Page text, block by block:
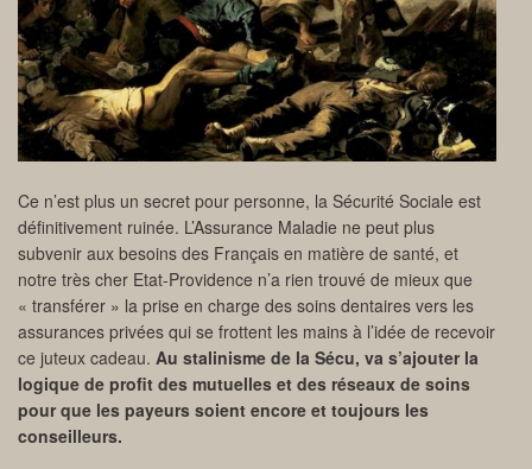
Ce n’est plus un secret pour personne, la Sécurité Sociale est
définitivement ruinée. L’Assurance Maladie ne peut plus
subvenir aux besoins des Français en matière de santé, et
notre très cher Etat-Providence n’a rien trouvé de mieux que
« transférer » la prise en charge des soins dentaires vers les
assurances privées qui se frottent les mains à l’idée de recevoir
ce juteux cadeau. Au stalinisme de la Sécu, va s’ajouter la
logique de profit des mutuelles et des réseaux de soins
pour que les payeurs soient encore et toujours les
conseilleurs.